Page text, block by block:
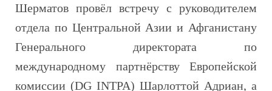
Шерматов провёл встречу с руководителем
отдела по Центральной Азии и Афганистану
Генерального директората по
международному партнёрству Европейской
комиссии (DG INTPA) Шарлоттой Адриан, а